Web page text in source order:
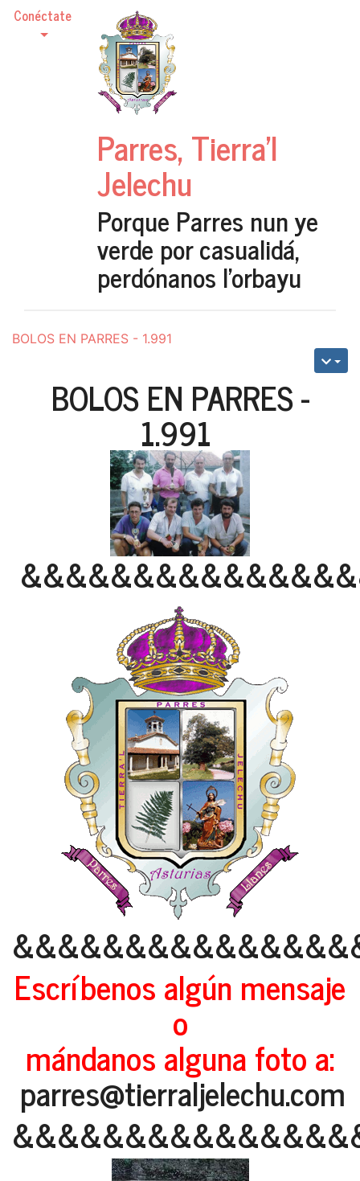
Conéctate
Parres, Tierra'l
Jelechu
Porque Parres nun ye
verde por casualidá,
perdónanos l'orbayu
BOLOS EN PARRES - 1.991
BOLOS EN PARRES -
1.991
Escríbenos algún mensaje
o
mándanos alguna foto a:
parres@tierraljelechu.com